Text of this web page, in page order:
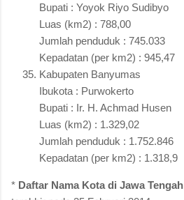
Bupati : Yoyok Riyo Sudibyo
Luas (km2) : 788,00
Jumlah penduduk : 745.033
Kepadatan (per km2) : 945,47
Kabupaten Banyumas
Ibukota : Purwokerto
Bupati : Ir. H. Achmad Husen
Luas (km2) : 1.329,02
Jumlah penduduk : 1.752.846
Kepadatan (per km2) : 1.318,9
* Daftar Nama Kota di Jawa Tengah